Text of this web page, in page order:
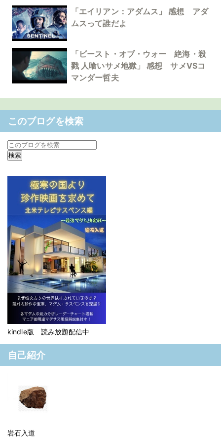
「エイリアン：アダムス」 感想 アダ
ムスって誰だよ
「ビースト・オブ・ウォー 絶海・殺
戮 人喰いサメ地獄」 感想 サメVSコ
マンダー哲夫
このブログを検索
kindle版 読み放題配信中
自己紹介
岩石入道